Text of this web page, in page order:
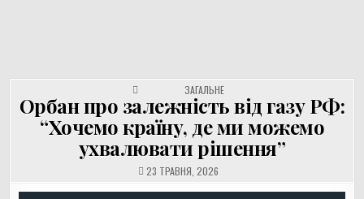
POSTED INЗАГАЛЬНЕ
Орбан про залежність від газу РФ:
“Хочемо країну, де ми можемо
ухвалювати рішення”
23 ТРАВНЯ, 2026